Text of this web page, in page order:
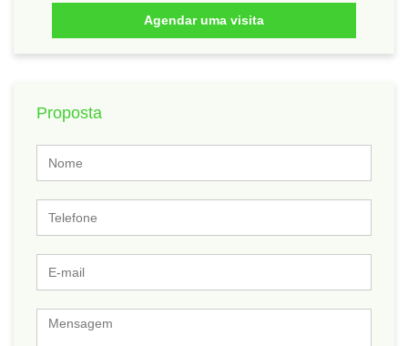
Agendar uma visita
Proposta
mail
Mensagem